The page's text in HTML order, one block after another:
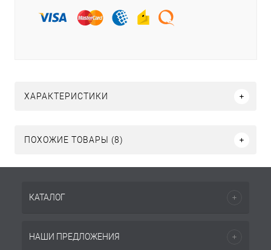
ХАРАКТЕРИСТИКИ
ПОХОЖИЕ ТОВАРЫ (8)
КАТАЛОГ
НАШИ ПРЕДЛОЖЕНИЯ